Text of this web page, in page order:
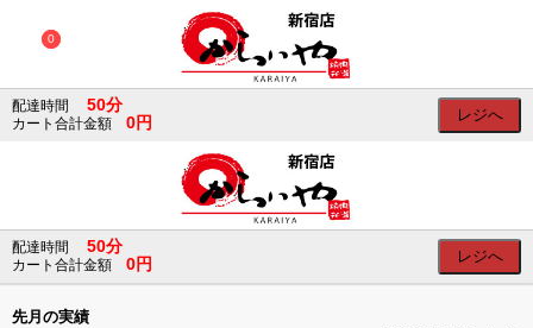
0
会
員
ログイン
会員登録
SNS
配達時間 50分
カート合計金額 0円 レジへ
0
配達時間 50分
カート合計金額 0円 レジへ
先月の実績